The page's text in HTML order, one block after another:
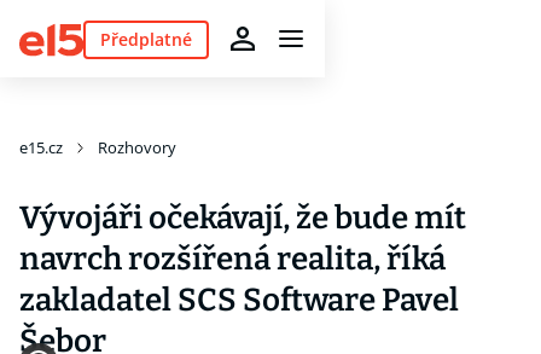
Předplatné
e15.cz Rozhovory
Vývojáři očekávají, že bude mít
navrch rozšířená realita, říká
zakladatel SCS Software Pavel
Šebor